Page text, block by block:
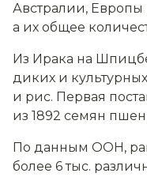
Австралии,
а их общее
Из Ирака на
диких и
и рис. Первая
из 1892 семян
По данным ООН,
более 6 тыс.